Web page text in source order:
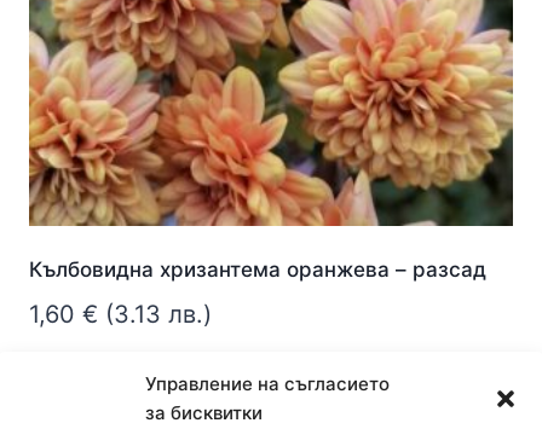
Управление на съгласието
за бисквитки
Кълбовидна хризантема оранжева – разсад
1,60 € (3.13 лв.)
Още